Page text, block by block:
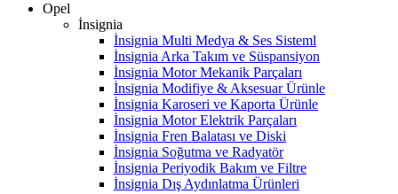
Opel
İnsignia
İnsignia Multi Medya & Ses Sisteml
İnsignia Arka Takım ve Süspansiyon
İnsignia Motor Mekanik Parçaları
İnsignia Modifiye & Aksesuar Ürünle
İnsignia Karoseri ve Kaporta Ürünle
İnsignia Motor Elektrik Parçaları
İnsignia Fren Balatası ve Diski
İnsignia Soğutma ve Radyatör
İnsignia Periyodik Bakım ve Filtre
İnsignia Dış Aydınlatma Ürünleri